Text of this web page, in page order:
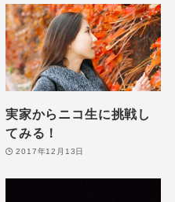
実家からニコ生に挑戦し
てみる！
2017年12月13日